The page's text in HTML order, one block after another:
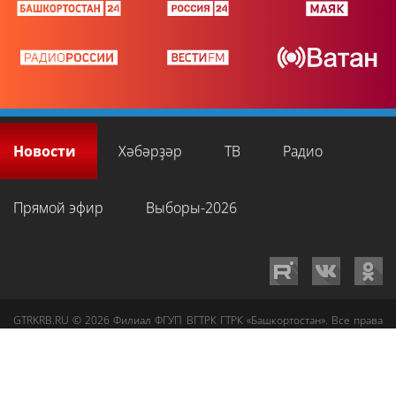
Новости Хәбәрҙәр ТВ Радио
Прямой эфир Выборы-2026
GTRKRB.RU © 2026Филиал ФГУП ВГТРК ГТРК «Башкортостан». Все права